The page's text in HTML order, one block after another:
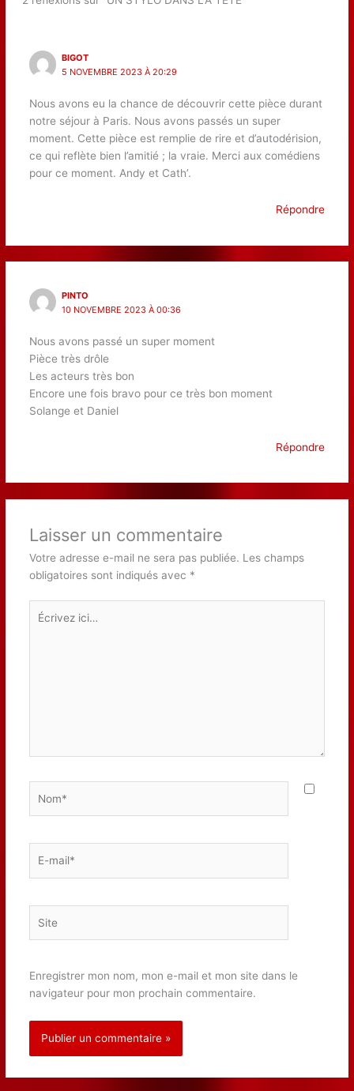
BIGOT
5 NOVEMBRE 2023 À 20:29
Nous avons eu la chance de découvrir cette pièce durant
notre séjour à Paris. Nous avons passés un super
moment. Cette pièce est remplie de rire et d’autodérision,
ce qui reflète bien l’amitié ; la vraie. Merci aux comédiens
pour ce moment. Andy et Cath’.
Répondre
PINTO
10 NOVEMBRE 2023 À 00:36
Nous avons passé un super moment
Pièce très drôle
Les acteurs très bon
Encore une fois bravo pour ce très bon moment
Solange et Daniel
Répondre
Laisser un commentaire
Votre adresse e-mail ne sera pas publiée. Les champs
obligatoires sont indiqués avec *
Écrivez
ici…
mail*
Enregistrer mon nom, mon e-mail et mon site dans le
navigateur pour mon prochain commentaire.